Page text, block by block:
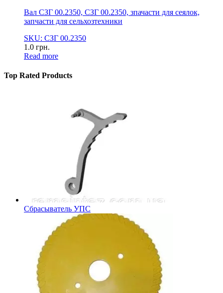
Вал СЗГ 00.2350, СЗГ 00.2350, зпачасти для сеялок,
запчасти для сельхозтехники
SKU: СЗГ 00.2350
1.0 грн.
Read more
Top Rated Products
Сбрасыватель УПС